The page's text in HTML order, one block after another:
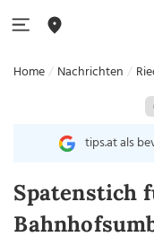
Home Nachrichten
tips.at als
Spatenstich